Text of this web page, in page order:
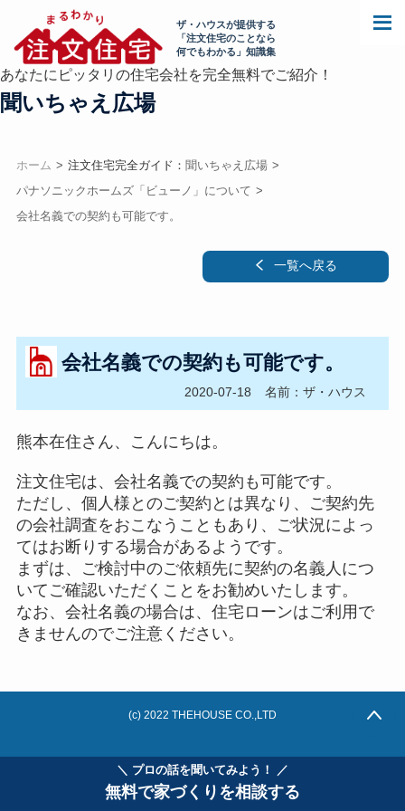
＼ プロの話を聞いてみよう！ ／
無料で家づくりを相談する
ザ・ハウスが提供する
「注文住宅のことなら
何でもわかる」知識集
あなたにピッタリの住宅会社を完全無料でご紹介！
聞いちゃえ広場
ホーム 注文住宅完全ガイド： 聞いちゃえ広場
パナソニックホームズ「ビューノ」について
会社名義での契約も可能です。
一覧へ戻る
会社名義での契約も可能です。
2020-07-18 名前：ザ・ハウス
熊本在住さん、こんにちは。
注文住宅は、会社名義での契約も可能です。
ただし、個人様とのご契約とは異なり、ご契約先
の会社調査をおこなうこともあり、ご状況によっ
てはお断りする場合があるようです。
まずは、ご検討中のご依頼先に契約の名義人につ
いてご確認いただくことをお勧めいたします。
なお、会社名義の場合は、住宅ローンはご利用で
きませんのでご注意ください。
(c) 2022 THEHOUSE CO.,LTD